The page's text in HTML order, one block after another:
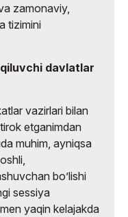
zamonaviy,
tizimini
davlatlar
vazirlari bilan
etganimdan
muhim, ayniqsa
boʼlishi
sessiya
yaqin kelajakda